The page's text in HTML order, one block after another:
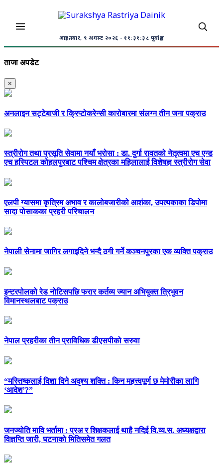
आइतबार, ९ अगस्ट २०२६ - ११:३१:३८ पूर्वाह्न
ताजा अपडेट
×
अनलाइन सट्टेबाजी र क्रिप्टोकरेन्सी कारोबारमा संलग्न तीन जना पक्राउ
स्त्रीरोग तथा प्रसूति सेवामा नयाँ भरोसा : डा. दुर्गा रावतको नेतृत्वमा एच एन्ड
एच हस्पिटल कोहलपुरबाट पश्चिम क्षेत्रका महिलालाई विशेषज्ञ स्त्रीरोग सेवा
एलपी ग्यासमा कृत्रिम अभाव र कालोबजारीको आशंका, उपत्यकाका डिपोमा
सादा पोसाकका प्रहरी परिचालन
नेपाली सेनामा जागिर लगाइदिने भन्दै ठगी गर्ने कञ्चनपुरका एक व्यक्ति पक्राउ
इन्टरपोलको रेड नोटिसपछि फरार कर्तव्य ज्यान अभियुक्त त्रिभुवन
विमानस्थलबाट पक्राउ
नेपाल प्रहरीका तीन प्राविधिक डीएसपीको सरुवा
“मस्तिष्कलाई दिशा दिने अदृश्य शक्ति : किन महत्त्वपूर्ण छ मेमोरीका लागि
‘आदेश’?”
जनज्योति मावि भर्तामा : प्रअ र शिक्षकलाई थाहै नदिई वि.व्य.स. अध्यक्षद्वारा
विज्ञप्ति जारी, घटनाको मितिसमेत गलत